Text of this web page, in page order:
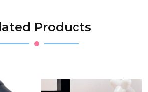
Products